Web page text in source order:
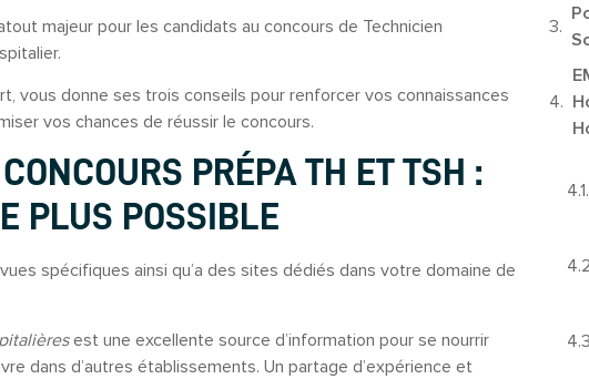
majeur pour les candidats au concours de Technicien
vous donne ses trois conseils pour renforcer vos connaissances
vos chances de réussir le concours.
PRÉPA TH ET TSH :
PLUS POSSIBLE
spécifiques ainsi qu’a des sites dédiés dans votre domaine de
est une excellente source d’information pour se nourrir
dans d’autres établissements. Un partage d’expérience et